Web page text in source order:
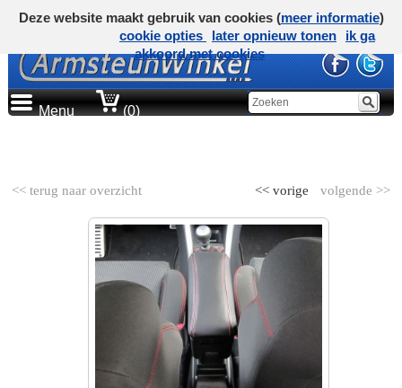
Menu (0)
<< terug naar overzicht volgende >>
<< vorige
Deze website maakt gebruik van cookies (meer informatie)
cookie opties
later opnieuw tonen
ik ga
akkoord met cookies